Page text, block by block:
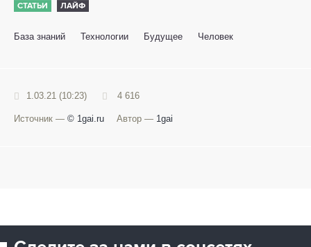
СТАТЬИ ЛАЙФ
База знаний Технологии Будущее Человек
1.03.21 (10:23) 4 616
Источник — © 1gai.ru Автор — 1gai